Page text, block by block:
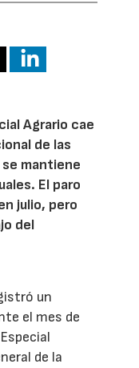
Agrario cae
de las
mantiene
El paro
julio, pero
del
un
el mes de
de la